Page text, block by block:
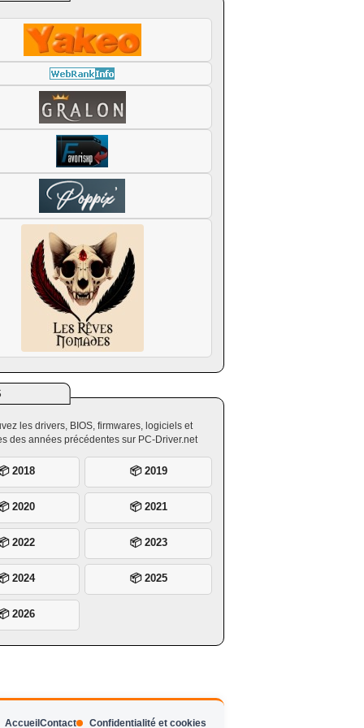
les drivers, BIOS, firmwares, logiciels et
des années précédentes sur PC-Driver.net
2018 📦 2019
2020 📦 2021
2022 📦 2023
2024 📦 2025
2026
Accueil Contact Confidentialité et cookies